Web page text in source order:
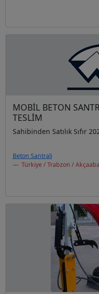
MOBİL BETON
TESLİM
Sahibinden Satılık Sıfır
Beton Santrali
Türkiye / Trabzon /